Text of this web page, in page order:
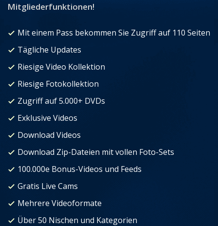
Mitgliederfunktionen!
Mit einem Pass bekommen Sie Zugriff auf 110 Seiten
Tägliche Updates
Riesige Video Kollektion
Riesige Fotokollektion
Zugriff auf 5.000+ DVDs
Exklusive Videos
Download Videos
Download Zip-Dateien mit vollen Foto-Sets
100.000e Bonus-Videos und Feeds
Gratis Live Cams
Mehrere Videoformate
Über 50 Nischen und Kategorien